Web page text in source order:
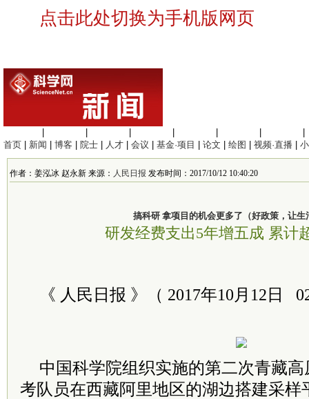
点击此处切换为手机版网页
首页
新闻 博客 院士 人才 会议 基金·项目 论文 绘图 视频·直播
作者：姜泓冰 赵永新 来源： 人民日报 发布时间：2017/10/12 10:40:20
搞科研 拿项目的机会更多了（好政策，让生
研发经费支出5年增五成 累计
《 人民日报 》（ 2017年10月12日
中国科学院组织实施的第二次青藏
考队员在西藏阿里地区的湖边搭建采